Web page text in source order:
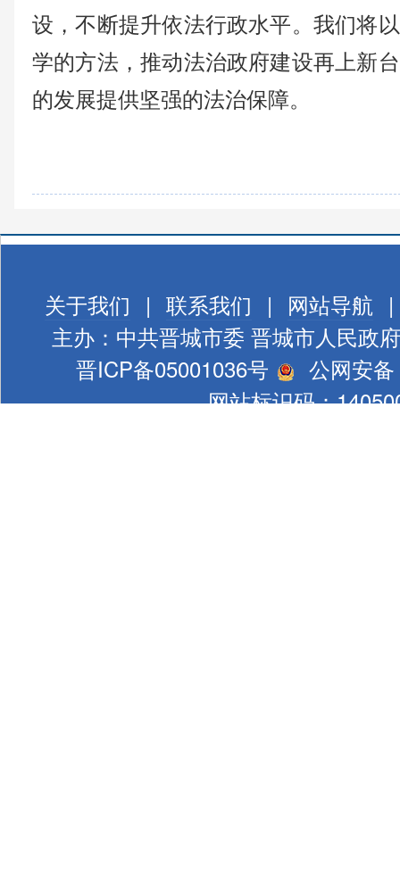
设，不断提升依法行政水平。我们将
学的方法，推动法治政府建设再上新
的发展提供坚强的法治保障。
关于我们 | 联系我们 | 网站导航 |
主办：中共晋城市委 晋城市人民政府
晋ICP备05001036号
公网安
网站标识码：